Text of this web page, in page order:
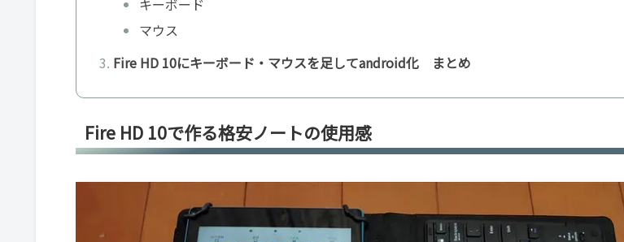
キーボード
マウス
Fire HD 10にキーボード・マウスを足してandroid化 まとめ
Fire HD 10で作る格安ノートの使用感